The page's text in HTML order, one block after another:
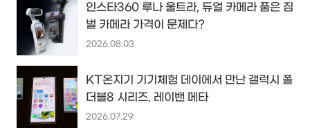
인스타360 루나 울트라, 듀얼 카메라 품은 짐
벌 카메라 가격이 문제다?
2026.08.03
KT온지기 기기체험 데이에서 만난 갤럭시 폴
더블8 시리즈, 레이밴 메타
2026.07.29